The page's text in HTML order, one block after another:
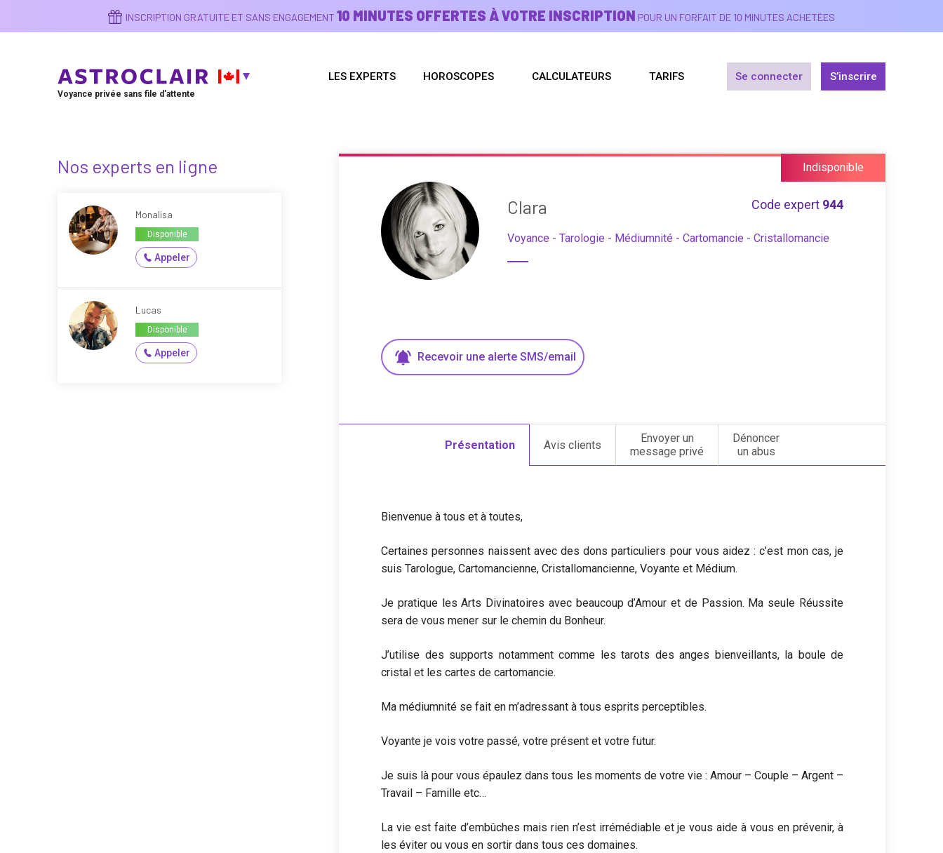
contenu
INSCRIPTION GRATUITE ET SANS ENGAGEMENT 10 MINUTES OFFERTES À VOTRE INSCRIPTION POUR UN FORFAIT DE 10 MINUTES ACHETÉES
Voyance privée sans file d'attente
LES EXPERTS HOROSCOPES CALCULATEURS TARIFS Se connecter S’inscrire
Nos experts en ligne
Monalisa
Disponible
Appeler
Lucas
Disponible
Appeler
Indisponible
Clara Code expert 944
Voyance - Tarologie - Médiumnité - Cartomancie - Cristallomancie
Recevoir une alerte SMS/email
Présentation Avis clients
Envoyer un
message privé
Dénoncer
un abus
Bienvenue à tous et à toutes,
Certaines personnes naissent avec des dons particuliers pour vous aidez : c’est mon cas, je
suis Tarologue, Cartomancienne, Cristallomancienne, Voyante et Médium.
Je pratique les Arts Divinatoires avec beaucoup d’Amour et de Passion. Ma seule Réussite
sera de vous mener sur le chemin du Bonheur.
J’utilise des supports notamment comme les tarots des anges bienveillants, la boule de
cristal et les cartes de cartomancie.
Ma médiumnité se fait en m’adressant à tous esprits perceptibles.
Voyante je vois votre passé, votre présent et votre futur.
Je suis là pour vous épaulez dans tous les moments de votre vie : Amour – Couple – Argent –
Travail – Famille etc…
La vie est faite d’embûches mais rien n’est irrémédiable et je vous aide à vous en prévenir, à
les éviter ou vous en sortir dans tous ces domaines.